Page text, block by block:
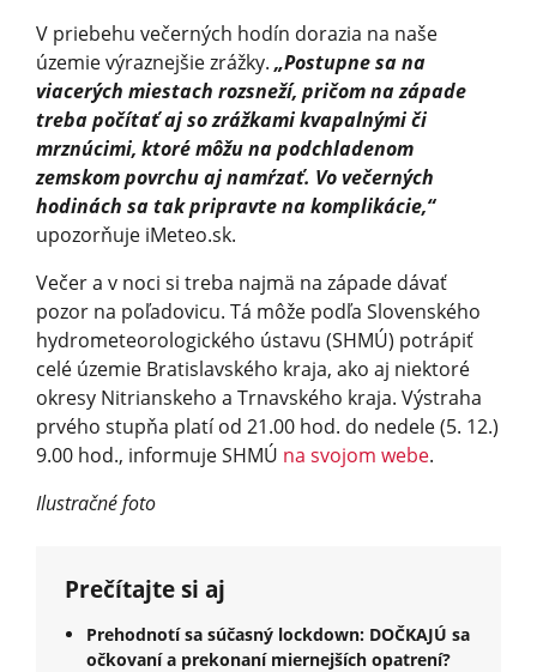
V priebehu večerných hodín dorazia na naše
územie výraznejšie zrážky. „Postupne sa na
viacerých miestach rozsneží, pričom na západe
treba počítať aj so zrážkami kvapalnými či
mrznúcimi, ktoré môžu na podchladenom
zemskom povrchu aj namŕzať. Vo večerných
hodinách sa tak pripravte na komplikácie,“
upozorňuje iMeteo.sk.
Večer a v noci si treba najmä na západe dávať
pozor na poľadovicu. Tá môže podľa Slovenského
hydrometeorolo­gického ústavu (SHMÚ) potrápiť
celé územie Bratislavského kraja, ako aj niektoré
okresy Nitrianskeho a Trnavského kraja. Výstraha
prvého stupňa platí od 21.00 hod. do nedele (5. 12.)
9.00 hod., informuje SHMÚ na svojom webe.
Ilustračné foto
Prečítajte si aj
Prehodnotí sa súčasný lockdown: DOČKAJÚ sa
očkovaní a prekonaní miernejších opatrení?